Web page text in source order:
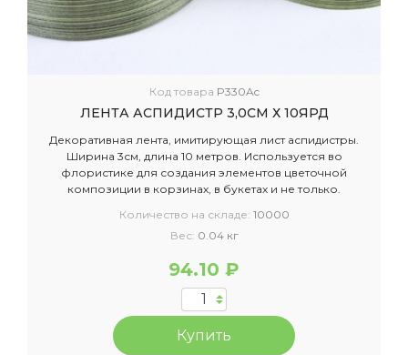
Код товара P330Ac
ЛЕНТА АСПИДИСТР 3,0СМ Х 10ЯРД
Декоративная лента, имитирующая лист аспидистры.
Ширина 3см, длина 10 метров. Используется во
флористике для создания элементов цветочной
композиции в корзинах, в букетах и не только.
Количество на складе: 10000
Вес: 0.04 кг
94.10 ₽
Купить